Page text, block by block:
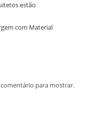
estão
com Material
para mostrar.